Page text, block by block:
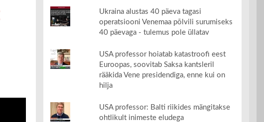
Ukraina alustas 40 päeva tagasi
operatsiooni Venemaa põlvili surumiseks
40 päevaga - tulemus pole üllatav
USA professor hoiatab katastroofi eest
Euroopas, soovitab Saksa kantsleril
rääkida Vene presidendiga, enne kui on
hilja
USA professor: Balti riikides mängitakse
ohtlikult inimeste eludega